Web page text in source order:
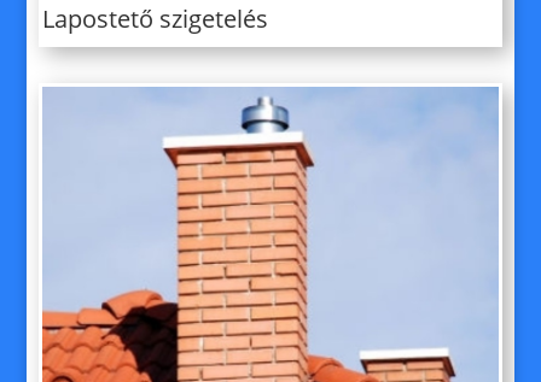
Lapostető szigetelés